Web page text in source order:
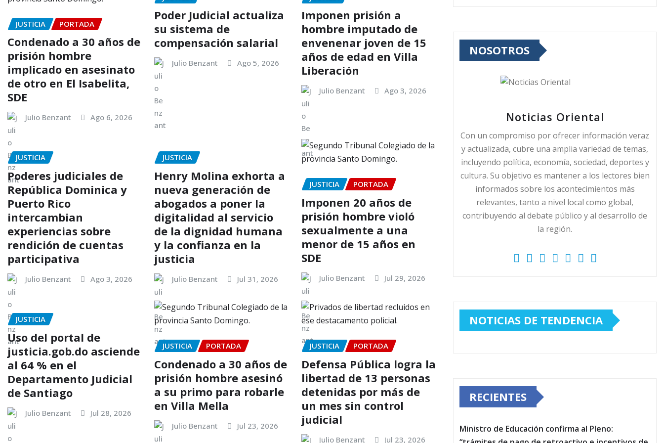
JUSTICIA PORTADA
Condenado a 30 años de
prisión hombre
implicado en asesinato
de otro en El Isabelita,
SDE
Julio Benzant Ago 6, 2026
Poder Judicial actualiza
su sistema de
compensación salarial
Julio Benzant Ago 5, 2026
Imponen prisión a
hombre imputado de
envenenar joven de 15
años de edad en Villa
Liberación
Julio Benzant Ago 3, 2026
JUSTICIA
Poderes judiciales de
República Dominica y
Puerto Rico
intercambian
experiencias sobre
rendición de cuentas
participativa
Julio Benzant Ago 3, 2026
JUSTICIA
Henry Molina exhorta a
nueva generación de
abogados a poner la
digitalidad al servicio
de la dignidad humana
y la confianza en la
justicia
Julio Benzant Jul 31, 2026
JUSTICIA PORTADA
Imponen 20 años de
prisión hombre violó
sexualmente a una
menor de 15 años en
SDE
Julio Benzant Jul 29, 2026
JUSTICIA
Uso del portal de
justicia.gob.do asciende
al 64 % en el
Departamento Judicial
de Santiago
Julio Benzant Jul 28, 2026
JUSTICIA PORTADA
Condenado a 30 años de
prisión hombre asesinó
a su primo para robarle
en Villa Mella
Julio Benzant Jul 23, 2026
JUSTICIA PORTADA
Defensa Pública logra la
libertad de 13 personas
detenidas por más de
un mes sin control
judicial
Julio Benzant Jul 23, 2026
NOSOTROS
Noticias Oriental
Con un compromiso por ofrecer información veraz
y actualizada, cubre una amplia variedad de temas,
incluyendo política, economía, sociedad, deportes y
cultura. Su objetivo es mantener a los lectores bien
informados sobre los acontecimientos más
relevantes, tanto a nivel local como global,
contribuyendo al debate público y al desarrollo de
la región.
NOTICIAS DE TENDENCIA
RECIENTES
Ministro de Educación confirma al Pleno: